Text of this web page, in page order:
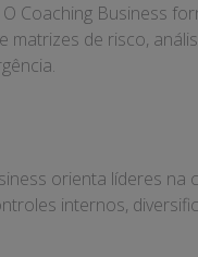
Coaching Business
de risco,
orienta líderes na
internos,